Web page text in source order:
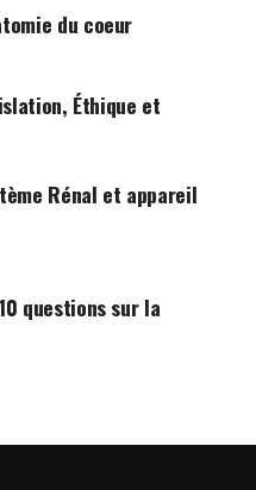
du coeur
Éthique et
Rénal et appareil
questions sur la